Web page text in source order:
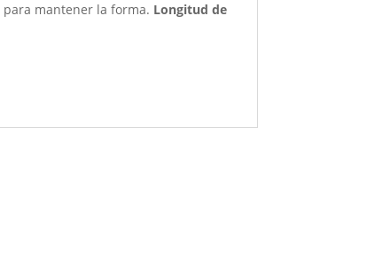
para mantener la forma. Longitud de